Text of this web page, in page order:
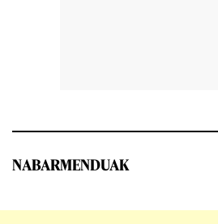
NABARMENDUAK